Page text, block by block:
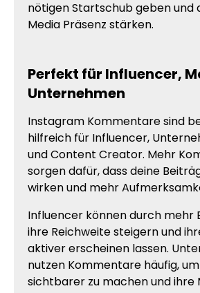
nötigen Startschub geben und
Media Präsenz stärken.
Perfekt für Influencer,
Unternehmen
Instagram Kommentare sind
hilfreich für Influencer,
und Content Creator. Mehr
sorgen dafür, dass deine
wirken und mehr
Influencer können durch mehr
ihre Reichweite steigern und
aktiver erscheinen lassen.
nutzen Kommentare häufig,
sichtbarer zu machen und ihre